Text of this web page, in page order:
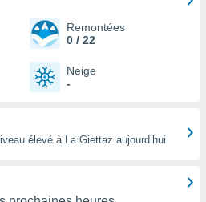
Remontées
0 / 22
Neige
-
élevé à La Giettaz aujourd’hui